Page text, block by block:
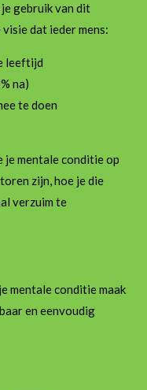
gebruik van dit
dat ieder mens:
leeftijd
na)
te doen
je mentale conditie op
zijn, hoe je die
verzuim te
mentale conditie maak
en eenvoudig